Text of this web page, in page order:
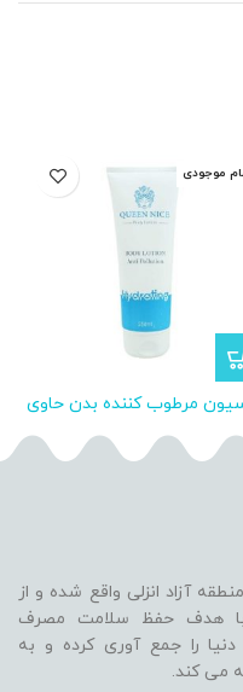
موجودی
مرطوب کننده بدن حاوی
نایس
آزاد انزلی واقع شده و از
با هدف حفظ سلامت مصرف
دنیا را جمع آوری کرده و به
می کند.